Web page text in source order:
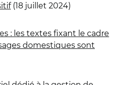
(18 juillet 2024)
: les textes fixant le cadre
domestiques sont